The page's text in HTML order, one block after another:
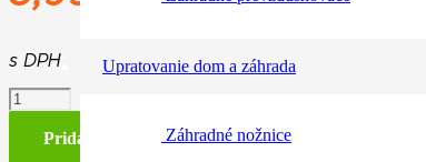
Upratovanie dom a záhrada
Záhradné nožnice
s DPH
množstvo
Skladací
meterPridať do košíka